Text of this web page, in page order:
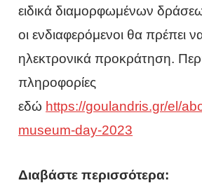
ειδικά διαμορφωμένων
οι ενδιαφερόμενοι θα πρέπει
ηλεκτρονικά προκράτηση.
πληροφορίες
εδώ https://goulandris.gr/el/
museum-day-2023
Διαβάστε περισσότερα: